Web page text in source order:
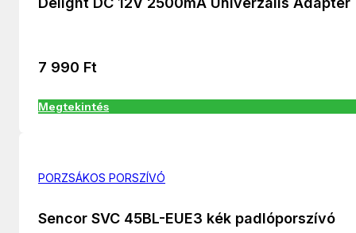
7 990 Ft
Megtekintés
PORZSÁKOS PORSZÍVÓ
Sencor SVC 45BL-EUE3 kék padlóporszívó